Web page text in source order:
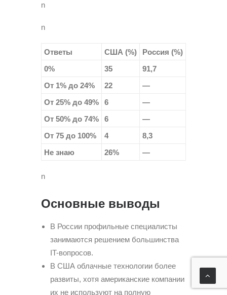
n
n
Ответы США (%)
Россия (%)
0%
35
91,7
От 1% до 24%
22
—
От 25% до 49%
6
—
От 50% до 74%
6
—
От 75 до 100%
4
8,3
Не знаю
26% —
n
Основные выводы
В России профильные специалисты
занимаются решением большинства
IT-вопросов.
В США облачные технологии более
развиты, хотя американские компании
их не используют на полную